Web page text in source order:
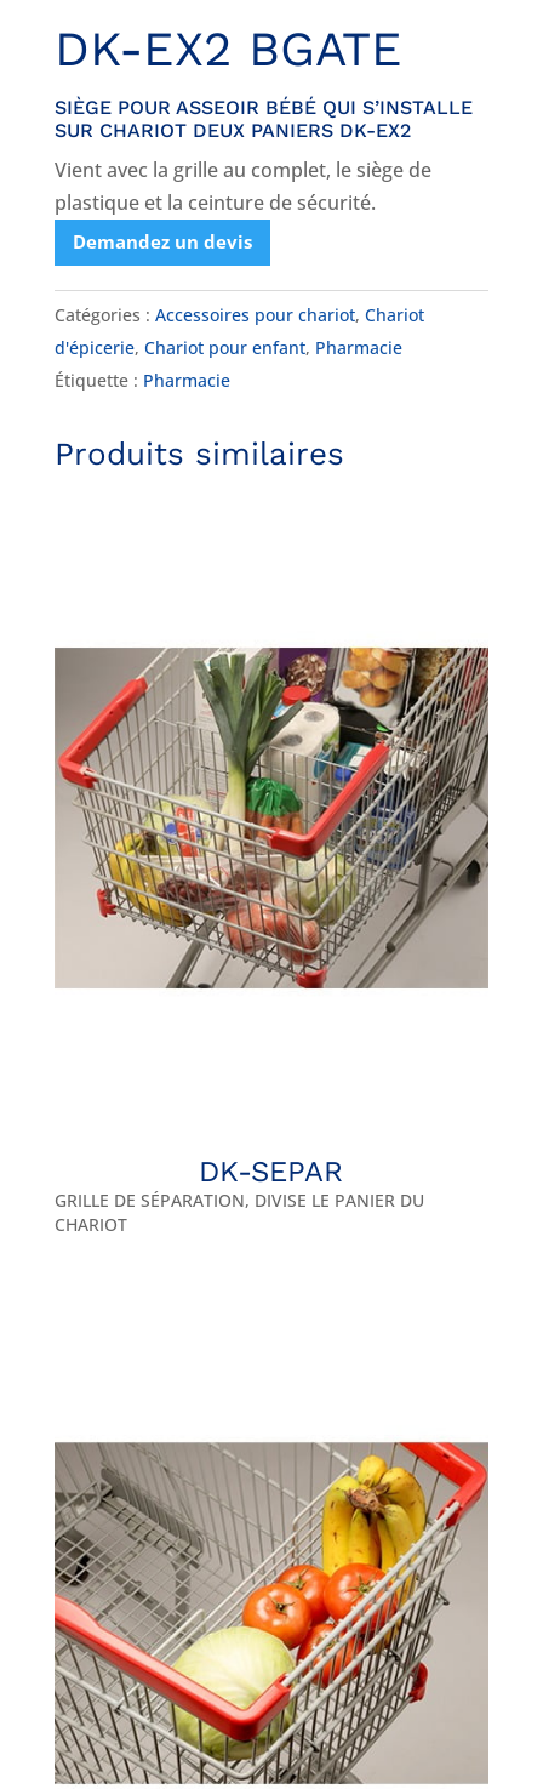
DK-EX2 BGATE
SIÈGE POUR ASSEOIR BÉBÉ QUI S’INSTALLE
SUR CHARIOT DEUX PANIERS DK-EX2
Vient avec la grille au complet, le siège de
plastique et la ceinture de sécurité.
Demandez un devis
Catégories : Accessoires pour chariot, Chariot
d'épicerie, Chariot pour enfant, Pharmacie
Étiquette : Pharmacie
Produits similaires
DK-SEPAR
GRILLE DE SÉPARATION, DIVISE LE PANIER DU
CHARIOT